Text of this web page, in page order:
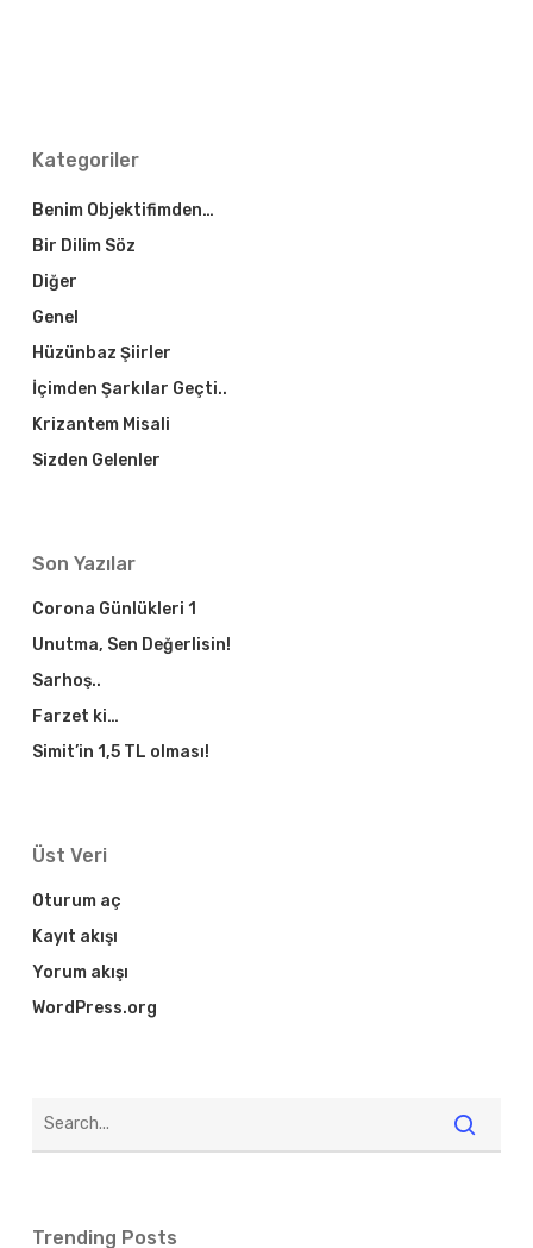
Kategoriler
Benim Objektifimden…
Bir Dilim Söz
Diğer
Genel
Hüzünbaz Şiirler
İçimden Şarkılar Geçti..
Krizantem Misali
Sizden Gelenler
Son Yazılar
Corona Günlükleri 1
Unutma, Sen Değerlisin!
Sarhoş..
Farzet ki…
Simit’in 1,5 TL olması!
Üst Veri
Oturum aç
Kayıt akışı
Yorum akışı
WordPress.org
Trending Posts